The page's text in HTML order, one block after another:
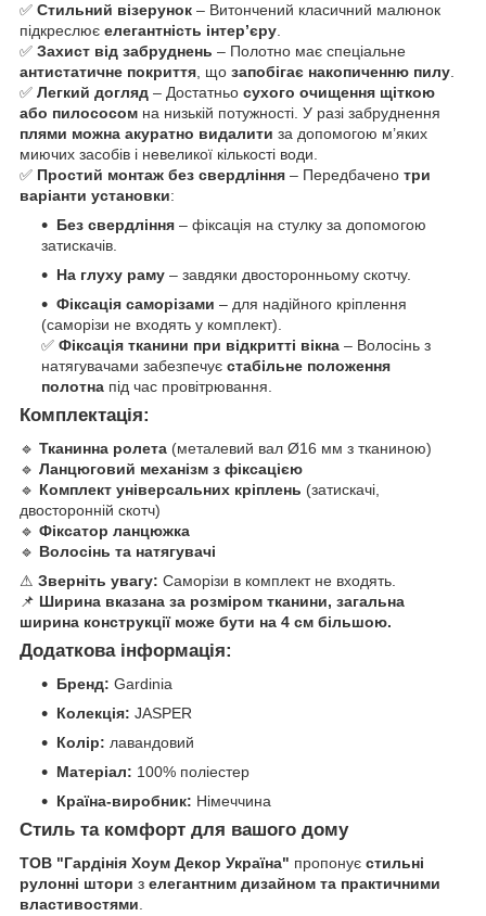
✅ Стильний візерунок – Витончений класичний малюнок
підкреслює елегантність інтер’єру.
✅ Захист від забруднень – Полотно має спеціальне
антистатичне покриття, що запобігає накопиченню пилу.
✅ Легкий догляд – Достатньо сухого очищення щіткою
або пилососом на низькій потужності. У разі забруднення
плями можна акуратно видалити за допомогою м’яких
миючих засобів і невеликої кількості води.
✅ Простий монтаж без свердління – Передбачено три
варіанти установки:
Без свердління – фіксація на стулку за допомогою
затискачів.
На глуху раму – завдяки двосторонньому скотчу.
Фіксація саморізами – для надійного кріплення
(саморізи не входять у комплект).
✅ Фіксація тканини при відкритті вікна – Волосінь з
натягувачами забезпечує стабільне положення
полотна під час провітрювання.
Комплектація:
🔹 Тканинна ролета (металевий вал Ø16 мм з тканиною)
🔹 Ланцюговий механізм з фіксацією
🔹 Комплект універсальних кріплень (затискачі,
двосторонній скотч)
🔹 Фіксатор ланцюжка
🔹 Волосінь та натягувачі
⚠ Зверніть увагу: Саморізи в комплект не входять.
📌 Ширина вказана за розміром тканини, загальна
ширина конструкції може бути на 4 см більшою.
Додаткова інформація:
Бренд: Gardinia
Колекція: JASPER
Колір: лавандовий
Матеріал: 100% поліестер
Країна-виробник: Німеччина
Стиль та комфорт для вашого дому
ТОВ "Гардінія Хоум Декор Україна" пропонує стильні
рулонні штори з елегантним дизайном та практичними
властивостями